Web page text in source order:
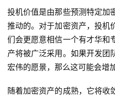
投机价值是由那些预测特定加
推动的。对于加密资产，投机
们会更愿意相信一个有才华和
产将被广泛采用。如果开发团
宏伟的愿景，那么这可能会增
随着加密资产的成熟，它将收